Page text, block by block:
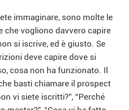
immaginare, sono molte le
che vogliono davvero capire
si iscrive, ed è giusto. Se
deve capire dove si
cosa non ha funzionato. Il
basti chiamare il prospect
vi siete iscritti?”, “Perché